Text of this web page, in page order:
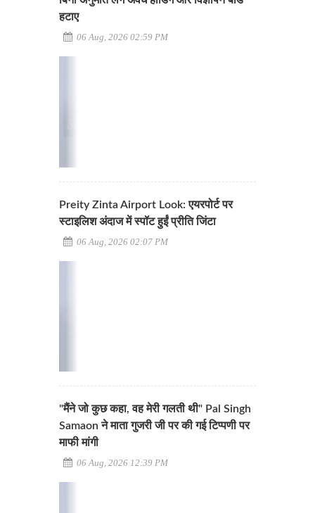
हटाए
06 Aug, 2026 02:59 PM
Preity Zinta Airport Look: एयरपोर्ट पर
स्टाइलिश अंदाज में स्पॉट हुईं प्रीति जिंटा
06 Aug, 2026 02:07 PM
"मैंने जो कुछ कहा, वह मेरी गलती थी" Pal Singh
Samaon ने माता गुजरी जी पर की गई टिप्पणी पर
माफी मांगी
06 Aug, 2026 12:39 PM